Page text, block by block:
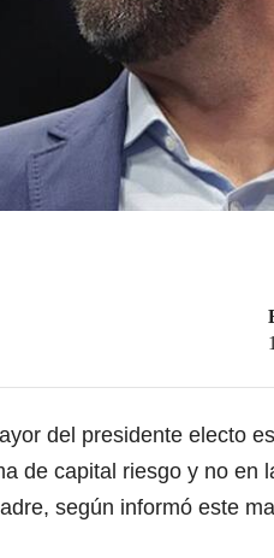
del presidente electo
de capital riesgo y no en
según informó este